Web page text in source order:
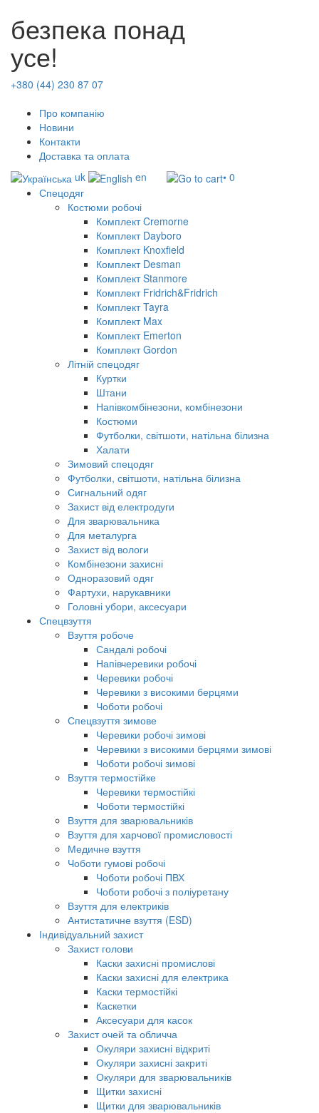
безпека понад
усе!
+380 (44) 230 87 07
Про компанію
Новини
Контакти
Доставка та оплата
uk
en
• 0
Спецодяг
Костюми робочі
Комплект Cremorne
Комплект Dayboro
Комплект Knoxfield
Комплект Desman
Комплект Stanmore
Комплект Fridrich&Fridrich
Комплект Tayra
Комплект Max
Комплект Emerton
Комплект Gordon
Літній спецодяг
Куртки
Штани
Напівкомбінезони, комбінезони
Костюми
Футболки, світшоти, натільна білизна
Халати
Зимовий спецодяг
Футболки, світшоти, натільна білизна
Сигнальний одяг
Захист від електродуги
Для зварювальника
Для металурга
Захист від вологи
Комбінезони захисні
Одноразовий одяг
Фартухи, нарукавники
Головні убори, аксесуари
Спецвзуття
Взуття робоче
Сандалі робочі
Напівчеревики робочі
Черевики робочі
Черевики з високими берцями
Чоботи робочі
Спецвзуття зимове
Черевики робочі зимові
Черевики з високими берцями зимові
Чоботи робочі зимові
Взуття термостійке
Черевики термостійкі
Чоботи термостійкі
Взуття для зварювальників
Взуття для харчової промисловості
Медичне взуття
Чоботи гумові робочі
Чоботи робочі ПВХ
Чоботи робочі з поліуретану
Взуття для електриків
Антистатичне взуття (ESD)
Індивідуальний захист
Захист голови
Каски захисні промислові
Каски захисні для електрика
Каски термостійкі
Каскетки
Аксесуари для касок
Захист очей та обличча
Окуляри захисні відкриті
Окуляри захисні закриті
Окуляри для зварювальників
Щитки захисні
Щитки для зварювальників